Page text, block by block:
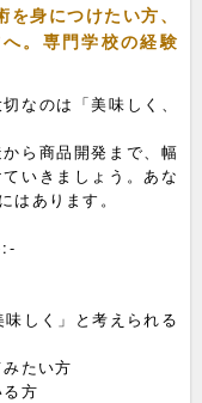
身につけたい方、
。専門学校の経験
なのは「美味しく、
ら商品開発まで、幅
いきましょう。あな
はあります。
しく」と考えられる
たい方
方